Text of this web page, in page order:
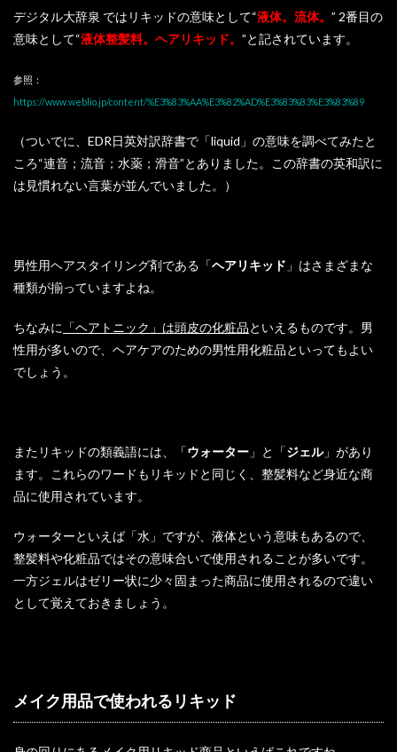
デジタル大辞泉 ではリキッドの意味として“液体。流体。 ” 2番目の
意味として“液体整髪料。ヘアリキッド。 ”と記されています。
参照：
https://www.weblio.jp/content/%E3%83%AA%E3%82%AD%E3%83%83%E3%83%89
（ついでに、EDR日英対訳辞書で「liquid」の意味を調べてみたと
ころ“連音；流音；水薬；滑音”とありました。この辞書の英和訳に
は見慣れない言葉が並んでいました。）
男性用ヘアスタイリング剤である「ヘアリキッド 」はさまざまな
種類が揃っていますよね。
ちなみに 「ヘアトニック」は頭皮の化粧品といえるものです。男
性用が多いので、ヘアケアのための男性用化粧品といってもよい
でしょう。
またリキッドの類義語には、「ウォーター 」と「ジェル」があり
ます。これらのワードもリキッドと同じく、整髪料など身近な商
品に使用されています。
ウォーターといえば「水」ですが、液体という意味もあるので、
整髪料や化粧品ではその意味合いで使用されることが多いです。
一方ジェルはゼリー状に少々固まった商品に使用されるので違い
として覚えておきましょう。
メイク用品で使われるリキッド